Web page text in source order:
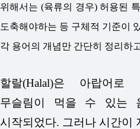
위해서는 (육류의 경우) 허용된
도축해야하는 등 구체적 기준이
각 용어의 개념만 간단히 정리하
할랄(Halal)은 아랍어로
무슬림이 먹을 수 있는
시작되었다. 그러나 시간이